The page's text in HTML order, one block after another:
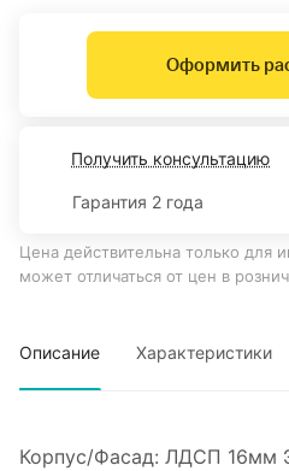
Оформить
Получить консультацию
Гарантия 2 года
Цена действительна только для
может отличаться от цен в
Описание Характеристики
Корпус/Фасад: ЛДСП 16мм